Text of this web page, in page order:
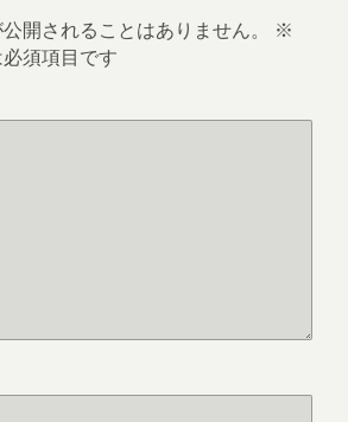
開されることはありません。
※
須項目です